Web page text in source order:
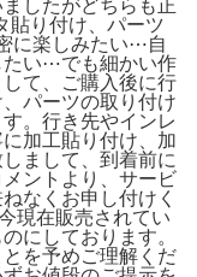
したがどちらも正
貼り付け、パーツ
に楽しみたい⋯自
たい⋯でも細かい作
て、ご購入後に行
パーツの取り付け
。行き先やインレ
加工貼り付け、加
まして、到着前に
ントより、サービ
なくお申し付けく
現在販売されてい
にしております。
を予めご理解くだ